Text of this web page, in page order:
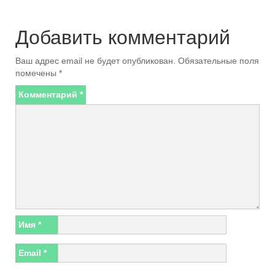
Добавить комментарий
Ваш адрес email не будет опубликован. Обязательные поля
помечены *
Комментарий *
Имя *
Email *